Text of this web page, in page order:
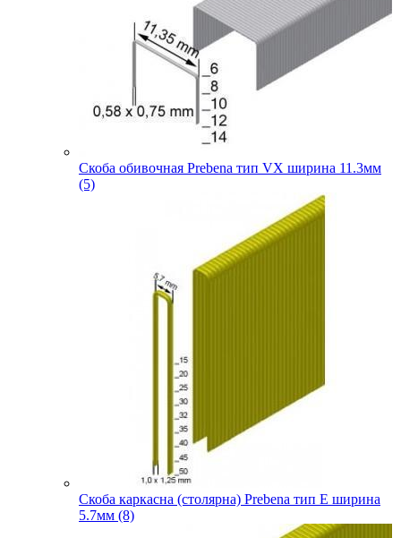
Скоба обивочная Prebena тип VX ширина 11.3мм
(5)
Скоба каркасна (столярна) Prebena тип E ширина
5.7мм (8)